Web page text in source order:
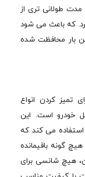
طولانی تری از
که باعث می شود
بار محافظت شده
تمیز کردن انواع
خودرو است. این
استفاده می کند که
گونه باقیمانده
هیچ شانسی برای